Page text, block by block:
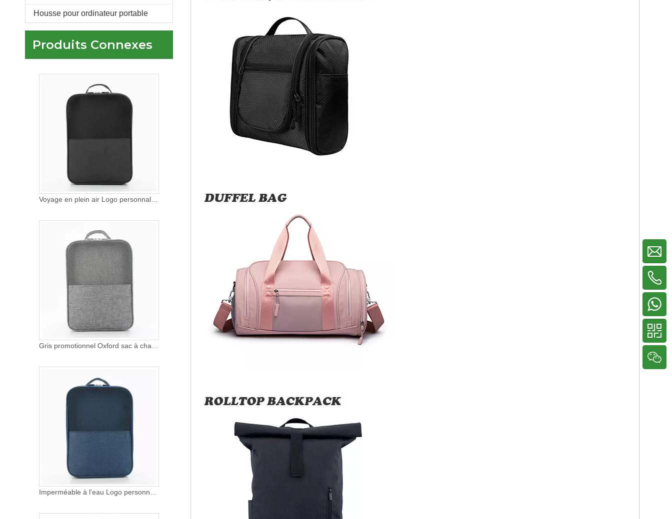
Housse pour ordinateur portable
Produits Connexes
Voyage en plein air Logo personnalisé sac à poussière Sneaker sacs chaussures imperméables organisateur de stockage pour la randonnée féminine
Gris promotionnel Oxford sac à chaussures Sneaker stockage organisateur chaussures sacs en maille pour la randonnée de voyage en plein air
Imperméable à l'eau Logo personnalisé voyage chaussures sacs anti-poussière Sneaker stockage organisateur sac femmes randonnée en plein air